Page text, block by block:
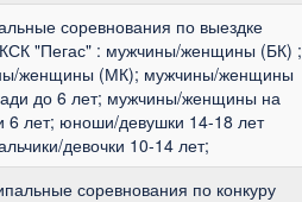
соревнования по выездке
"Пегас" : мужчины/женщины (БК) ;
женщины (МК); мужчины/женщины
до 6 лет; мужчины/женщины на
6 лет; юноши/девушки 14-18 лет
девочки 10-14 лет;
соревнования по конкуру